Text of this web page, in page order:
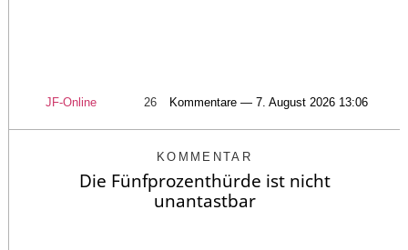
JF-Online 26 Kommentare — 7. August 2026 13:06
KOMMENTAR
Die Fünfprozenthürde ist nicht
unantastbar